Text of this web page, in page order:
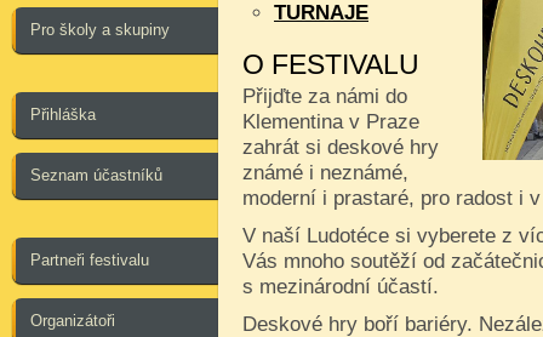
Pro školy a skupiny
Přihláška
Seznam účastníků
Partneři festivalu
Organizátoři
TURNAJE
O FESTIVALU
Přijďte za námi do
Klementina v Praze
zahrát si deskové hry
známé i neznámé,
moderní i prastaré, pro radost i
V naší Ludotéce si vyberete z
Vás mnoho soutěží od
s mezinárodní účastí.
Deskové hry boří bariéry.